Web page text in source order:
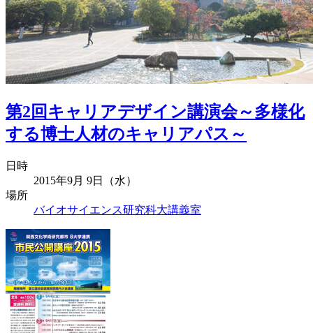
第2回キャリアデザイン講演会～多様化
する博士人材のキャリアパス～
日時
2015年9月 9日（水）
場所
バイオサイエンス研究科大講義室